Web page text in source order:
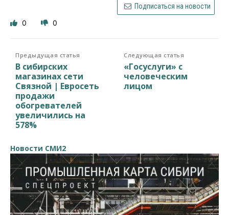
Подписаться на новости
0 0
Предыдущая статья
В сибирских
магазинах сети
Связной | Евросеть
продажи
обогревателей
увеличились на
578%
Следующая статья
«Госуслуги» с
человеческим
лицом
Новости СМИ2